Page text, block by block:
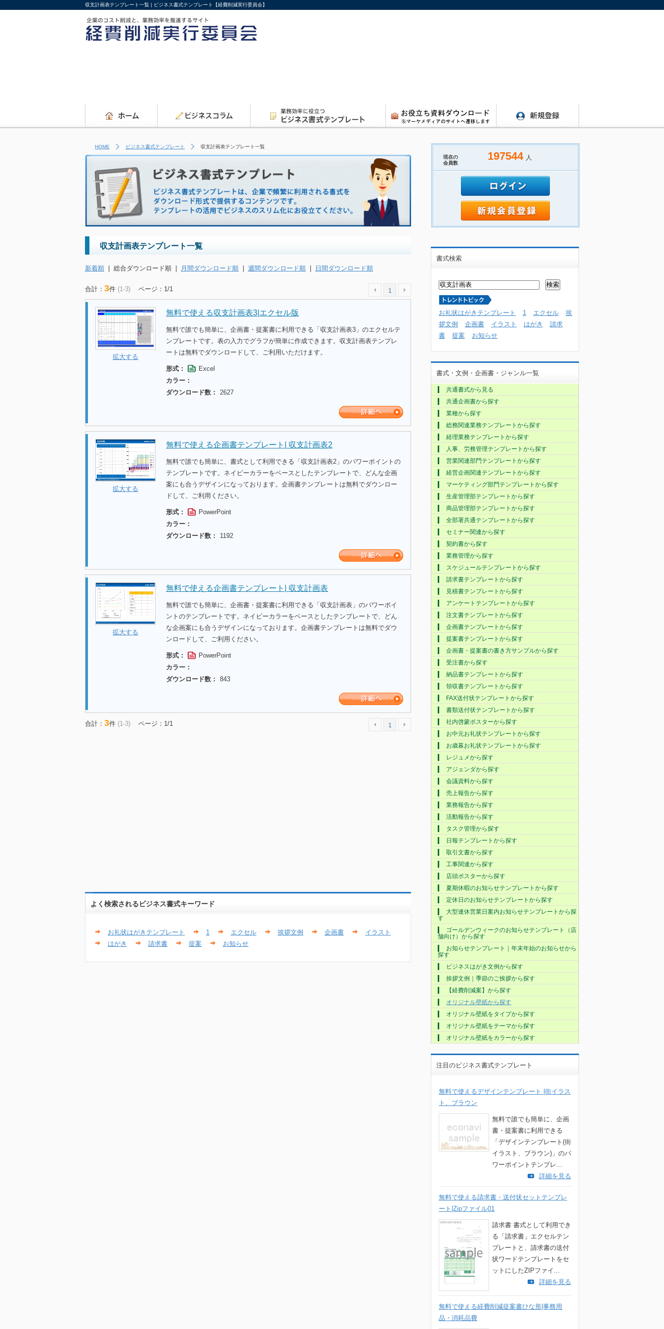
収支計画表テンプレート一覧 | ビジネス書式テンプレート【経費削減実行委員会】
HOME ビジネス書式テンプレート 収支計画表テンプレート一覧
収支計画表テンプレート一覧
新着順 | 総合ダウンロード順 | 月間ダウンロード順 | 週間ダウンロード順 | 日間ダウンロード順
合計： 3件 (1-3) ページ：1/1 1
拡大する
無料で使える収支計画表3|エクセル版
無料で誰でも簡単に、企画書・提案書に利用できる「収支計画表3」のエクセルテ
ンプレートです。表の入力でグラフが簡単に作成できます。収支計画表テンプレ
ートは無料でダウンロードして、ご利用いただけます。
形式：
Excel
カラー：
ダウンロード数：
2627
拡大する
無料で使える企画書テンプレート| 収支計画表2
無料で誰でも簡単に、書式として利用できる「収支計画表2」のパワーポイントの
テンプレートです。ネイビーカラーをベースとしたテンプレートで、どんな企画
案にも合うデザインになっております。企画書テンプレートは無料でダウンロー
ドして、ご利用ください。
形式：
PowerPoint
カラー：
ダウンロード数：
1192
拡大する
無料で使える企画書テンプレート| 収支計画表
無料で誰でも簡単に、企画書・提案書に利用できる「収支計画表」のパワーポイ
ントのテンプレートです。ネイビーカラーをベースとしたテンプレートで、どん
な企画案にも合うデザインになっております。企画書テンプレートは無料でダウ
ンロードして、ご利用ください。
形式：
PowerPoint
カラー：
ダウンロード数：
843
合計： 3件 (1-3) ページ：1/1 1
よく検索されるビジネス書式キーワード
お礼状はがきテンプレート 1 エクセル 挨拶文例 企画書
イラスト
はがき
請求書 提案 お知らせ
現在の
会員数
197544 人
書式検索
お礼状はがきテンプレート 1 エクセル
挨
拶文例
企画書 イラスト はがき
請求
書
提案 お知らせ
書式・文例・企画書・ジャンル一覧
共通書式から見る
共通企画書から探す
業種から探す
総務関連業務テンプレートから探す
経理業務テンプレートから探す
人事、労務管理テンプレートから探す
営業関連部門テンプレートから探す
経営企画関連テンプレートから探す
マーケティング部門テンプレートから探す
生産管理部テンプレートから探す
商品管理部テンプレートから探す
全部署共通テンプレートから探す
セミナー関連から探す
契約書から探す
業務管理から探す
スケジュールテンプレートから探す
請求書テンプレートから探す
見積書テンプレートから探す
アンケートテンプレートから探す
注文書テンプレートから探す
企画書テンプレートから探す
提案書テンプレートから探す
企画書・提案書の書き方サンプルから探す
受注書から探す
納品書テンプレートから探す
領収書テンプレートから探す
FAX送付状テンプレートから探す
書類送付状テンプレートから探す
社内啓蒙ポスターから探す
お中元お礼状テンプレートから探す
お歳暮お礼状テンプレートから探す
レジュメから探す
アジェンダから探す
会議資料から探す
売上報告から探す
業務報告から探す
活動報告から探す
タスク管理から探す
日報テンプレートから探す
取引文書から探す
工事関連から探す
店頭ポスターから探す
夏期休暇のお知らせテンプレートから探す
定休日のお知らせテンプレートから探す
大型連休営業日案内お知らせテンプレートから探
す
ゴールデンウィークのお知らせテンプレート（店
舗向け）から探す
お知らせテンプレート｜年末年始のお知らせから
探す
ビジネスはがき文例から探す
挨拶文例｜季節のご挨拶から探す
【経費削減案】から探す
オリジナル壁紙から探す
オリジナル壁紙をタイプから探す
オリジナル壁紙をテーマから探す
オリジナル壁紙をカラーから探す
注目のビジネス書式テンプレート
無料で使えるデザインテンプレート |街イラス
ト、ブラウン
無料で誰でも簡単に、企画
書・提案書に利用できる
「デザインテンプレート(街
イラスト、ブラウン)」のパ
ワーポイントテンプレ...
詳細を見る
無料で使える請求書・送付状セットテンプレ
ート|Zipファイル01
請求書 書式として利用でき
る「請求書」エクセルテン
プレートと、請求書の送付
状ワードテンプレートをセ
ットにしたZIPファイ...
詳細を見る
無料で使える経費削減提案書ひな形|事務用
品・消耗品費